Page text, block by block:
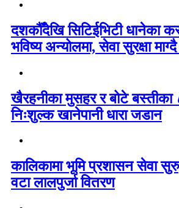
दशकौँदेखि सिटिईभिटी धानेका
भविष्य अन्योलमा, सेवा सुरक्षा
खैरहनीका मुसहर र बोटे बस्तीका
निःशुल्क खानेपानी धारा जडान
कालिकामा भूमि प्रशासन सेवा
वटा लालपुर्जा वितरण